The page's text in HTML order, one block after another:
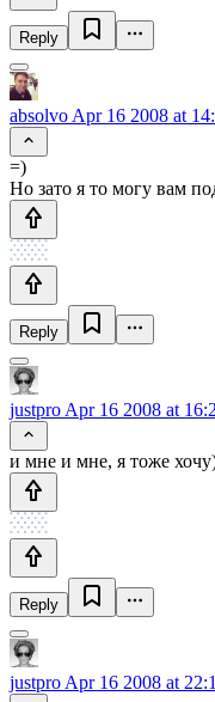
Reply
absolvo Apr 16 2008 at
=)
Но зато я то могу вам
Reply
justpro Apr 16 2008 at
и мне и мне, я тоже
Reply
justpro Apr 16 2008 at